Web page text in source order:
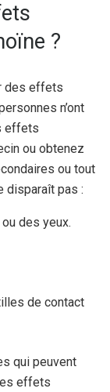
?
des effets
n’ont
effets
ou obtenez
ou tout
disparaît pas :
des yeux.
de contact
qui peuvent
effets